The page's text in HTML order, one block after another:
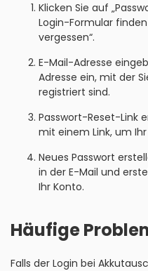
Klicken Sie auf
Login-Formular finden
vergessen“.
E-Mail-Adresse
Adresse ein, mit der
registriert sind.
Passwort-Reset-Link
mit einem Link, um
Neues Passwort
in der E-Mail und
Ihr Konto.
Häufige
Falls der Login bei